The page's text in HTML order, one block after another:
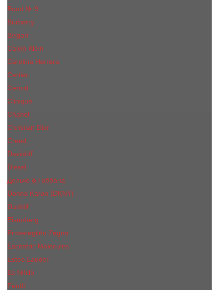
Bond № 9
Burberry
Bvlgari
Calvin Klein
Carolina Herrera
Cartier
Cerruti
Сliniquе
Chanel
Christian Dior
Creed
Davidoff
Diesel
Дольче & Габбана
Donna Karan (DKNY)
Dunhill
Eisenberg
Ermenegildo Zegna
Escentric Molecules
Еsteе Lаudеr
Ex Nihilo
Fendi